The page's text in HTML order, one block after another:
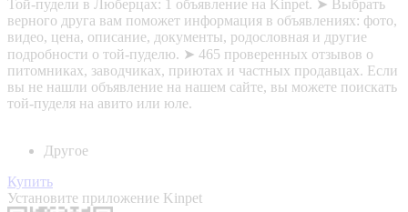
Той-пудели в Люберцах: 1 объявление на Kinpet. ➤ Выбрать
верного друга вам поможет информация в объявлениях: фото,
видео, цена, описание, документы, родословная и другие
подробности о той-пуделю. ➤ 465 проверенных отзывов о
питомниках, заводчиках, приютах и частных продавцах. Если
вы не нашли объявление на нашем сайте, вы можете поискать
той-пуделя на авито или юле.
Другое
Купить
Установите приложение Kinpet